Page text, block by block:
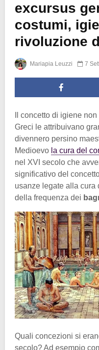
excursus
costumi,
rivoluzione
Mariapia Leuzzi 7
Il concetto di igiene
Greci le attribuivano
divennero persino
Medioevo la cura del
nel XVI secolo che
significativo del
usanze legate alla cura
della frequenza dei
Quali concezioni si
secolo? Ad esempio